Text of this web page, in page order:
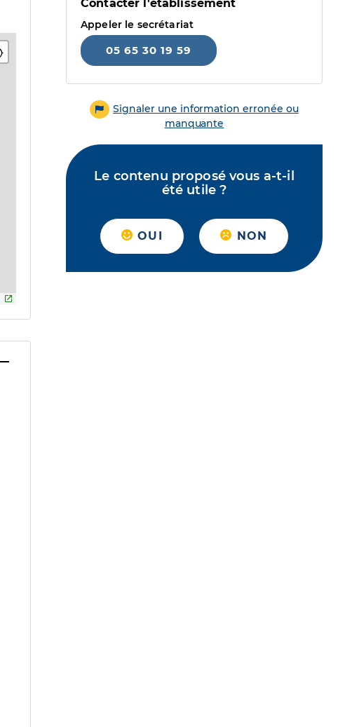
Contacter l'établissement
Appeler le secrétariat
05 65 30 19 59
Signaler une information erronée ou
manquante
Le contenu proposé vous a-t-il
été utile ?
OUI NON